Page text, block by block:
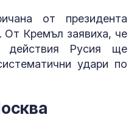
от президента
От Кремъл заявиха, че
действия Русия ще
удари по